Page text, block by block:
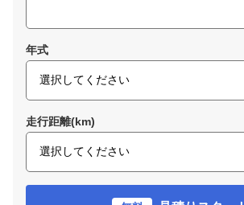
年式
走行距離(km)